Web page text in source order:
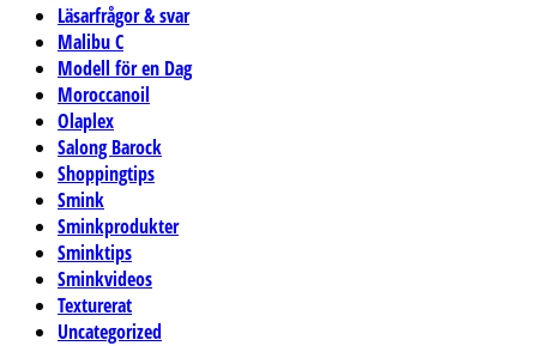
Läsarfrågor & svar
Malibu C
Modell för en Dag
Moroccanoil
Olaplex
Salong Barock
Shoppingtips
Smink
Sminkprodukter
Sminktips
Sminkvideos
Texturerat
Uncategorized